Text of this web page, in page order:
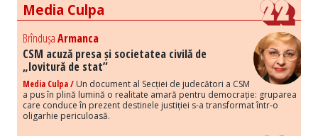
Media Culpa
BrîndușaArmanca
CSM acuză presa și societatea civilă de
„lovitură de stat”
Media Culpa / Un document al Secției de judecători a CSM
a pus în plină lumină o realitate amară pentru democrație: gruparea
care conduce în prezent destinele justiției s-a transformat într-o
oligarhie periculoasă.